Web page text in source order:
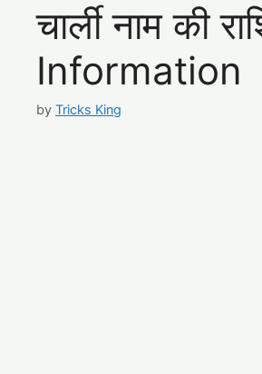
चार्ली नाम की
Information
by Tricks King